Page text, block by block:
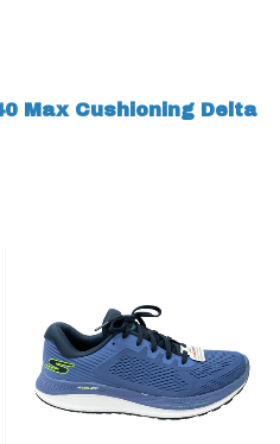
Max Cushioning Delta